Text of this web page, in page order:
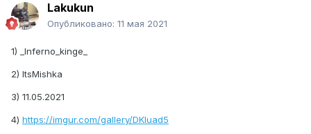
Lakukun
Опубликовано: 11 мая 2021
1) _Inferno_kinge_
2) ItsMishka
3) 11.05.2021
4) https://imgur.com/gallery/DKIuad5